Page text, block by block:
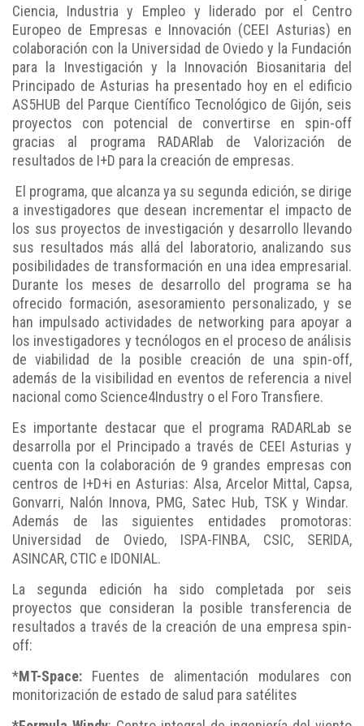
Ciencia, Industria y Empleo y liderado por el Centro
Europeo de Empresas e Innovación (CEEI Asturias) en
colaboración con la Universidad de Oviedo y la Fundación
para la Investigación y la Innovación Biosanitaria del
Principado de Asturias ha presentado hoy en el edificio
AS5HUB del Parque Científico Tecnológico de Gijón, seis
proyectos con potencial de convertirse en spin-off
gracias al programa RADARlab de Valorización de
resultados de I+D para la creación de empresas.
El programa, que alcanza ya su segunda edición, se dirige
a investigadores que desean incrementar el impacto de
los sus proyectos de investigación y desarrollo llevando
sus resultados más allá del laboratorio, analizando sus
posibilidades de transformación en una idea empresarial.
Durante los meses de desarrollo del programa se ha
ofrecido formación, asesoramiento personalizado, y se
han impulsado actividades de networking para apoyar a
los investigadores y tecnólogos en el proceso de análisis
de viabilidad de la posible creación de una spin-off,
además de la visibilidad en eventos de referencia a nivel
nacional como Science4Industry o el Foro Transfiere.
Es importante destacar que el programa RADARLab se
desarrolla por el Principado a través de CEEI Asturias y
cuenta con la colaboración de 9 grandes empresas con
centros de I+D+i en Asturias: Alsa, Arcelor Mittal, Capsa,
Gonvarri, Nalón Innova, PMG, Satec Hub, TSK y Windar.
Además de las siguientes entidades promotoras:
Universidad de Oviedo, ISPA-FINBA, CSIC, SERIDA,
ASINCAR, CTIC e IDONIAL.
La segunda edición ha sido completada por seis
proyectos que consideran la posible transferencia de
resultados a través de la creación de una empresa spin-
off:
*MT-Space: Fuentes de alimentación modulares con
monitorización de estado de salud para satélites